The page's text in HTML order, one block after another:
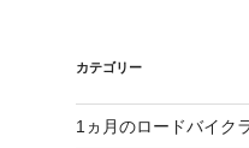
カテゴリー
1ヵ月のロードバイク